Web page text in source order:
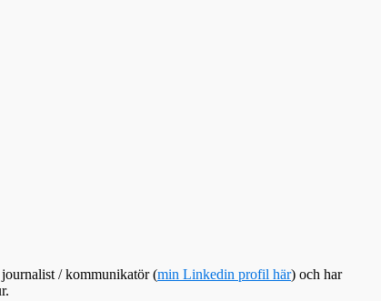
journalist / kommunikatör (min Linkedin profil här) och har